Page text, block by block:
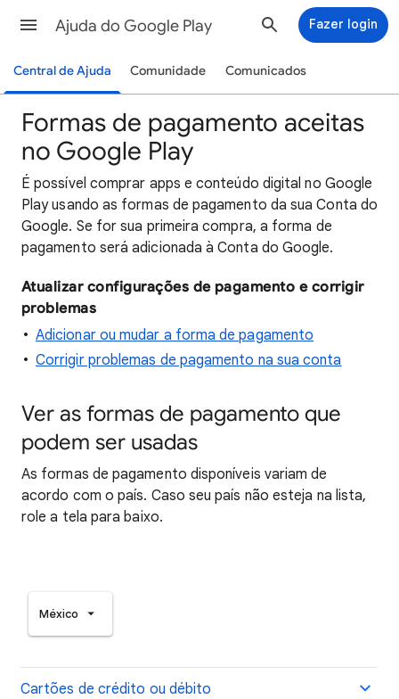
Ajuda do Google Play Fazer login
Central de Ajuda Comunidade Comunicados
Formas de pagamento aceitas
no Google Play
É possível comprar apps e conteúdo digital no Google
Play usando as formas de pagamento da sua Conta do
Google. Se for sua primeira compra, a forma de
pagamento será adicionada à Conta do Google.
Atualizar configurações de pagamento e corrigir
problemas
Adicionar ou mudar a forma de pagamento
Corrigir problemas de pagamento na sua conta
Ver as formas de pagamento que
podem ser usadas
As formas de pagamento disponíveis variam de
acordo com o país. Caso seu país não esteja na lista,
role a tela para baixo.
México
Cartões de crédito ou débito